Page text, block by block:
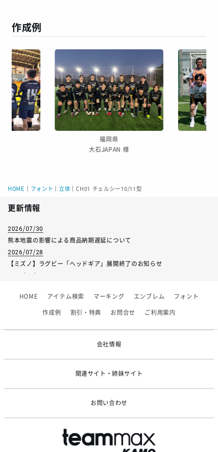
作成例
福岡県
大石JAPAN 様
HOME フォント ｜立体 ｜CH01 チェルシー10/11型
更新情報
2026/07/30
熊本地震の影響による商品納期遅延について
2026/07/28
【ミズノ】ラグビー「ヘッドギア」展開終了のお知らせ
2026/07/01
2026/06/09
【アシックス】一部商品「生地の在庫限り」廃盤のお知らせ
HOME アイテム検索 マーキング エンブレム フォント
作成例 割引・特典 お問合せ ご利用案内
会社情報
関連サイト・姉妹サイト
お問い合わせ